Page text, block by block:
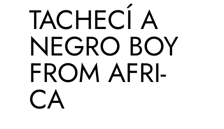
TA­CHE­CÍ A
NE­GRO BOY
FROM AF­RI­
CA